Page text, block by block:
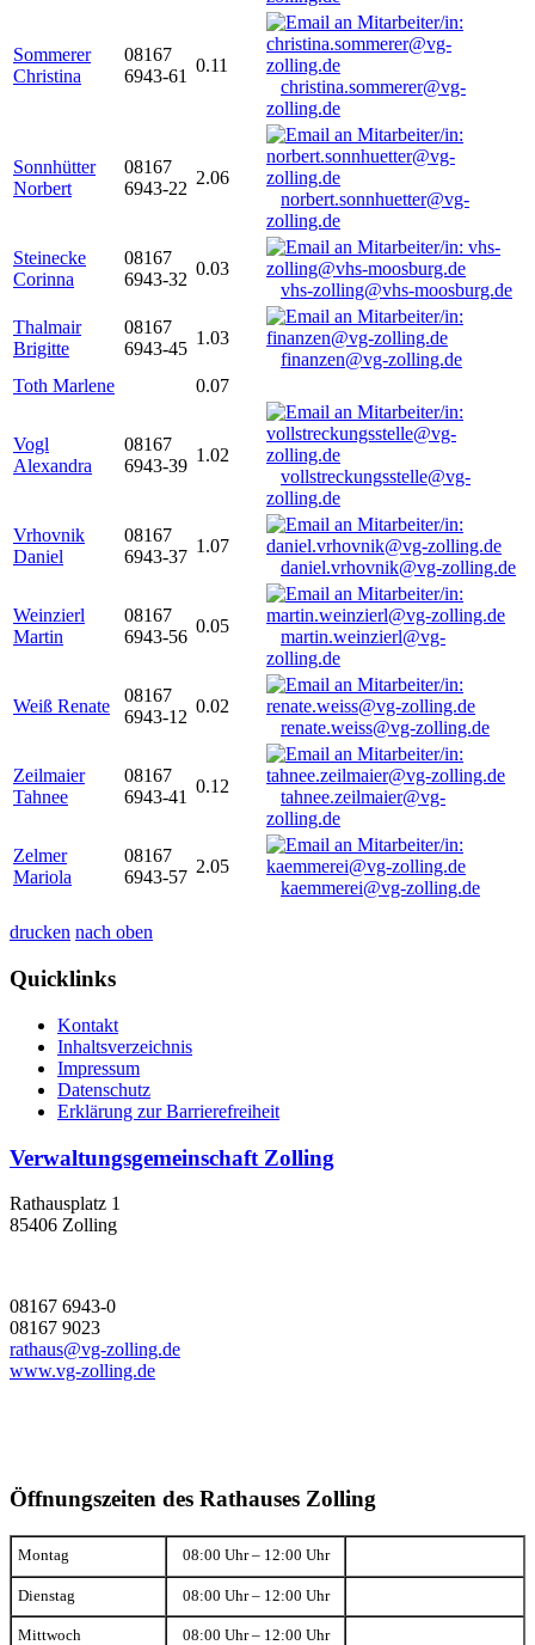
Sommerer
Christina
08167
6943-61
0.11
christina.sommerer@vg-
zolling.de
Sonnhütter
Norbert
08167
6943-22
2.06
norbert.sonnhuetter@vg-
zolling.de
Steinecke
Corinna
08167
6943-32
0.03
vhs-zolling@vhs-moosburg.de
Thalmair
Brigitte
08167
6943-45
1.03
finanzen@vg-zolling.de
Toth Marlene
0.07
Vogl
Alexandra
08167
6943-39
1.02
vollstreckungsstelle@vg-
zolling.de
Vrhovnik
Daniel
08167
6943-37
1.07
daniel.vrhovnik@vg-zolling.de
Weinzierl
Martin
08167
6943-56
0.05
martin.weinzierl@vg-
zolling.de
Weiß Renate
08167
6943-12
0.02
renate.weiss@vg-zolling.de
Zeilmaier
Tahnee
08167
6943-41
0.12
tahnee.zeilmaier@vg-
zolling.de
Zelmer
Mariola
08167
6943-57
2.05
kaemmerei@vg-zolling.de
drucken nach oben
Quicklinks
Kontakt
Inhaltsverzeichnis
Impressum
Datenschutz
Erklärung zur Barrierefreiheit
Verwaltungsgemeinschaft Zolling
Rathausplatz 1
85406 Zolling
08167 6943-0
08167 9023
rathaus@vg-zolling.de
www.vg-zolling.de
Öffnungszeiten des Rathauses Zolling
Montag 08:00 Uhr – 12:00 Uhr
Dienstag 08:00 Uhr – 12:00 Uhr
Mittwoch 08:00 Uhr – 12:00 Uhr